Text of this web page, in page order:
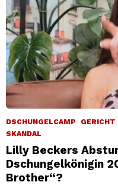
DSCHUNGELCAMP GERICHT
SKANDAL
Lilly Beckers
Dschungelkönigin
Brother“?